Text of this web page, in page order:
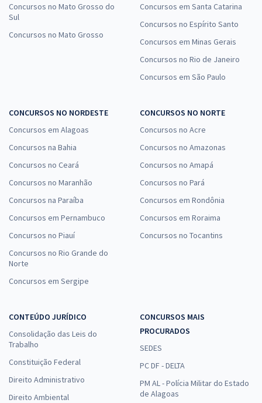
Concursos no Mato Grosso do
Sul
Concursos no Mato Grosso
Concursos em Santa Catarina
Concursos no Espírito Santo
Concursos em Minas Gerais
Concursos no Rio de Janeiro
Concursos em São Paulo
CONCURSOS NO NORDESTE
Concursos em Alagoas
Concursos na Bahia
Concursos no Ceará
Concursos no Maranhão
Concursos na Paraíba
Concursos em Pernambuco
Concursos no Piauí
Concursos no Rio Grande do
Norte
Concursos em Sergipe
CONCURSOS NO NORTE
Concursos no Acre
Concursos no Amazonas
Concursos no Amapá
Concursos no Pará
Concursos em Rondônia
Concursos em Roraima
Concursos no Tocantins
CONTEÚDO JURÍDICO
Consolidação das Leis do
Trabalho
Constituição Federal
Direito Administrativo
Direito Ambiental
CONCURSOS MAIS
PROCURADOS
SEDES
PC DF - DELTA
PM AL - Polícia Militar do Estado
de Alagoas